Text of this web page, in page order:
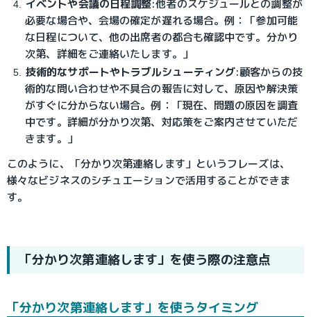
イベントや会議の日程調整:他者のスケジュールとの調整が
必要な場合や、会場の確定が遅れる場合。例：「参加可能
な日程について、他の出席者の都合も確認中です。分かり
次第、詳細をご連絡いたします。」
技術的なサポートやトラブルシューティング:顧客からの技
術的な問い合わせや不具合の報告に対して、原因や解決策
がすぐに分からない場合。例：「現在、問題の原因を調査
中です。詳細が分かり次第、対応策をご案内させていただ
きます。」
このように、「分かり次第連絡します」というフレーズは、
様々なビジネスのシチュエーションで活用することができま
す。
「分かり次第連絡します」を使う際の注意点
「分かり次第連絡します」を使うタイミング